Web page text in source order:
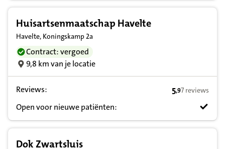
Huisartsenmaatschap Havelte
Havelte, Koningskamp 2a
Contract: vergoed
9,8 km van je locatie
Reviews: 5,9 op basis
5,97 reviews
Open voor nieuwe patiënten:
Dok Zwartsluis